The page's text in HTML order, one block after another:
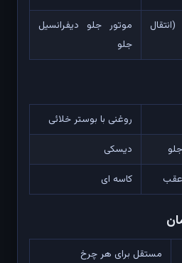
موتور جلو دیفرانسیل
جلو
روغنی با بوستر خلائی
دیسکی
عقب
کاسه ای
مستقل برای هر چرخ